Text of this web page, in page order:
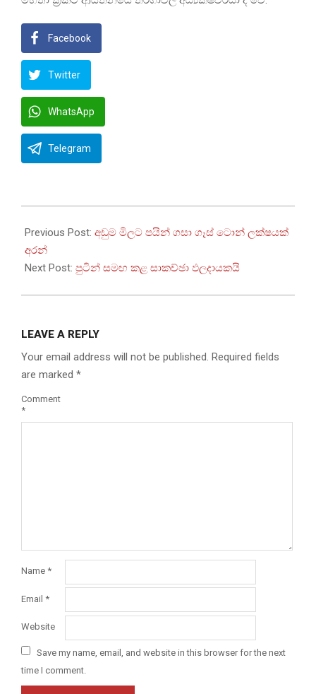
Facebook
Twitter
WhatsApp
Telegram
07-
07
Previous Post: අඩුම මිලට පයින් ගසා ගෑස් ටොන් ලක්ෂයක්
අරන්
Next Post: පුටින් සමඟ කළ සාකච්ඡා ඵලදායකයි
LEAVE A REPLY
Your email address will not be published. Required fields
are marked *
Comment
*
Name *
Email *
Website
Save my name, email, and website in this browser for the next
time I comment.